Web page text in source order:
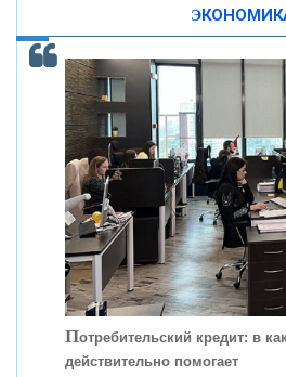
Скорость - один из
кредитовании бизнеса
Потребительский кредит: в
действительно помогает